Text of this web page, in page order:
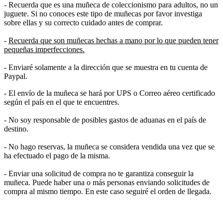
- Recuerda que es una muñeca de coleccionismo para adultos, no un
juguete. Si no conoces este tipo de muñecas por favor investiga
sobre ellas y su correcto cuidado antes de comprar.
- Recuerda que son muñecas hechas a mano por lo que pueden tener
pequeñas imperfecciones.
- Enviaré solamente a la dirección que se muestra en tu cuenta de
Paypal.
- El envío de la muñeca se hará por UPS o Correo aéreo certificado
según el país en el que te encuentres.
- No soy responsable de posibles gastos de aduanas en el país de
destino.
- No hago reservas, la muñeca se considera vendida una vez que se
ha efectuado el pago de la misma.
- Enviar una solicitud de compra no te garantiza conseguir la
muñeca. Puede haber una o más personas enviando solicitudes de
compra al mismo tiempo. En este caso seguiré el orden de llegada.